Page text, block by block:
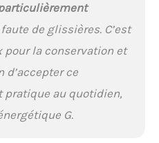
de glissières. C’est
la conservation et
d’accepter ce
pratique au quotidien,
G.